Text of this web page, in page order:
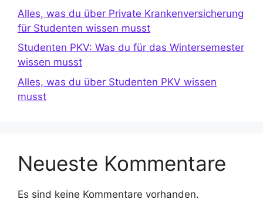
Alles, was du über Private Krankenversicherung
für Studenten wissen musst
Studenten PKV: Was du für das Wintersemester
wissen musst
Alles, was du über Studenten PKV wissen
musst
Neueste Kommentare
Es sind keine Kommentare vorhanden.